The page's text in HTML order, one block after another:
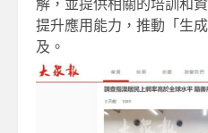
提升應用能力，推動「生
及。